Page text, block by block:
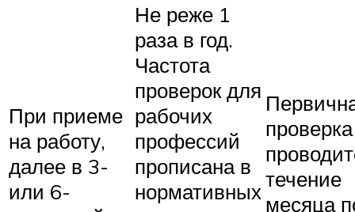
При приеме
на работу,
далее в 3-
или 6-
Не реже 1
раза в год.
Частота
проверок для
рабочих
профессий
прописана в
нормативных
проверка
течение
месяца